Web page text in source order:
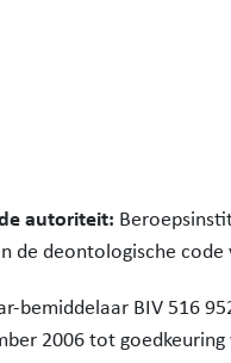
autoriteit:
de deontologische code
bemiddelaar BIV 516
2006 tot